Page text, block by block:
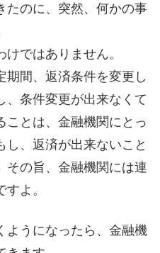
たのに、突然、何かの事
ではありません。
期間、返済条件を変更し
、条件変更が出来なくて
ことは、金融機関にとっ
し、返済が出来ないこと
その旨、金融機関には連
よ。
ようになったら、金融機